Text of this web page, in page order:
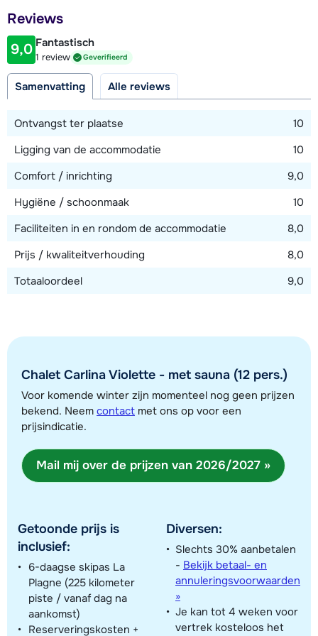
20 meter (bij accommodatie)
Afstand tot piste
20 meter
Bekijk kaart
Toon alle accommodaties in dit gebied
Deze kaart geeft een indicatie van de ligging van onze accommodaties. De
exacte locatie kan enigszins afwijken.
Reviews
9,0 Fantastisch
1 review Geverifieerd
Samenvatting Alle reviews
Ontvangst ter plaatse
10
Ligging van de accommodatie
10
Comfort / inrichting
9,0
Hygiëne / schoonmaak
10
Faciliteiten in en rondom de accommodatie
8,0
Prijs / kwaliteitverhouding
8,0
Totaaloordeel
9,0
Chalet Carlina Violette - met sauna (12 pers.)
Voor komende winter zijn momenteel nog geen prijzen
bekend. Neem contact met ons op voor een
prijsindicatie.
Mail mij over de prijzen van 2026/2027 »
Getoonde prijs is
inclusief:
6-daagse skipas La
Plagne (225 kilometer
piste / vanaf dag na
aankomst)
Reserveringskosten +
Diversen:
Slechts 30% aanbetalen
- Bekijk betaal- en
annuleringsvoorwaarden
»
Je kan tot 4 weken voor
vertrek kosteloos het